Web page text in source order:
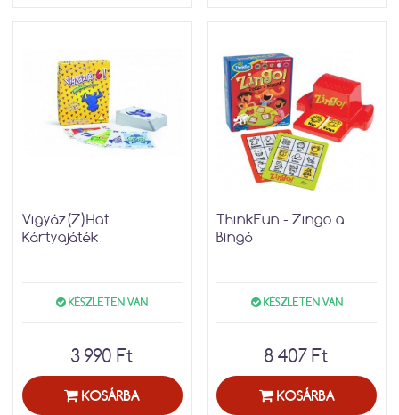
Vigyáz(Z)Hat
Kártyajáték
KÉSZLETEN VAN
3 990 Ft
KOSÁRBA
ThinkFun - Zingo a
Bingó
KÉSZLETEN VAN
8 407 Ft
KOSÁRBA